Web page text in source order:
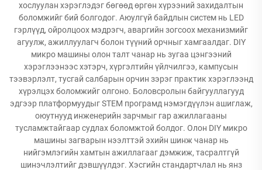
хослуулан хэрэглэдэг бөгөөд өргөн хүрээний захидалтын
боломжийг бий болгодог. Аюулгүй байдлын систем нь LED
гэрлүүд, ойролцоох мэдрэгч, аваргийн зогсоох механизмийг
агуулж, ажиллуулагч болон түүний орчныг хамгаалдаг. DIY
микро машины олон талт чанар нь зугаа цэнгээний
хэрэглээнээс хэтэрч, хүргэлтийн үйлчилгээ, кампусын
тээвэрлэлт, тусгай салбарын орчин зэрэг практик хэрэглээнд
хүрэлцэх боломжийг олгоно. Боловсролын байгууллагууд
эдгээр платформуудыг STEM програмд нэмэгдүүлэн ашиглаж,
оюутнууд инженерийн зарчмыг гар ажиллагааны
тусламжтайгаар судлах боломжтой болдог. Олон DIY микро
машины загварын нээлттэй эхийн шинж чанар нь
нийгэмлэгийн хамтын ажиллагааг дэмжиж, тасралтгүй
шинэчлэлтийг дэвшүүлдэг. Хэсгийн стандартчлал нь янз